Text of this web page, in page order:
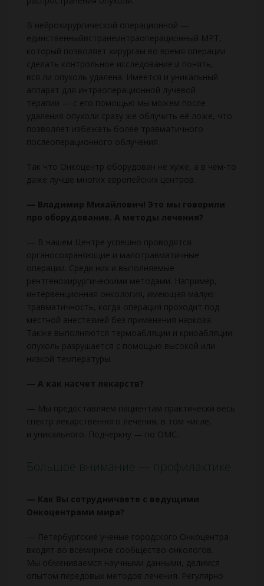
В нейрохирургической операционной —
единственныйвстранеинтраоперационный МРТ,
который позволяет хирургам во время операции
сделать контрольное исследование и понять,
вся ли опухоль удалена. Имеется и уникальный
аппарат для интраоперационной лучевой
терапии — с его помощью мы можем после
удаления опухоли сразу же облучить её ложе, что
позволяет избежать более травматичного
послеоперационного облучения.
Так что Онкоцентр оборудован не хуже, а в чем-то
даже лучше многих европейских центров.
— Владимир Михайлович! Это мы говорили
про оборудование. А методы лечения?
— В нашем Центре успешно проводятся
органосохраняющие и малотравматичные
операции. Среди них и выполняемые
рентгенохирургическими методами. Например,
интервенционная онкология, имеющая малую
травматичность, когда операция проходит под
местной анестезией без применения наркоза.
Также выполняются термоабляции и криоабляции:
опухоль разрушается с помощью высокой или
низкой температуры.
— А как насчет лекарств?
— Мы предоставляем пациентам практически весь
спектр лекарственного лечения, в том числе,
и уникального. Подчеркну — по ОМС.
Большое внимание — профилактике
— Как Вы сотрудничаете с ведущими
Онкоцентрами мира?
— Петербургские ученые городского Онкоцентра
входят во всемирное сообщество онкологов.
Мы обмениваемся научными данными, делимся
опытом передовых методов лечения. Регулярно